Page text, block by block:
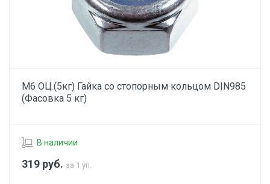
М6 ОЦ.(5кг) Гайка со стопорным кольцом DIN985
(Фасовка 5 кг)
В наличии
319 руб. за 1 уп.